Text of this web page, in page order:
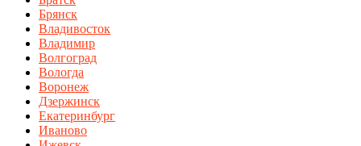
Брянск
Владивосток
Владимир
Волгоград
Вологда
Воронеж
Дзержинск
Екатеринбург
Иваново